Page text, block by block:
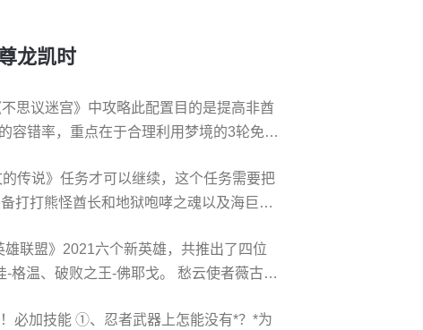
龙凯时
思议迷宫》中攻略此配置目的是提高非酋
容错率，重点在于合理利用梦境的3轮免伤
（3星破坏神——目的是强化毁灭砍骷
髅，没有也可以拼脸用火球激发魔导旋涡）。 3星满喂食奥丁出战
传说》任务才可以继续，这个任务需要把
打打熊怪酋长和地狱咆哮之魂以及海巨人
*后任务买3件暗金装备. 二、魔兽世界部
谷的格罗姆高营地
联盟》2021六个新英雄，共推出了四位
格温、破败之王-佛耶戈。 愁云使者薇古丝
在一座恕瑞玛村庄里长大。他从小就看不
必加技能 ①、忍者武器上怎能没有*？*为